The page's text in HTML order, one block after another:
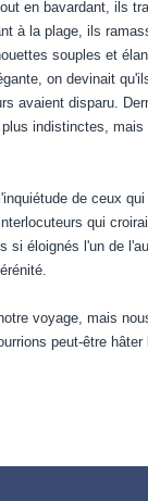
en bavardant, ils
à la plage, ils
souples et
on devinait
avaient disparu.
indistinctes, mais
de ceux
qui
si éloignés l'un de
voyage, mais
peut-être hâter